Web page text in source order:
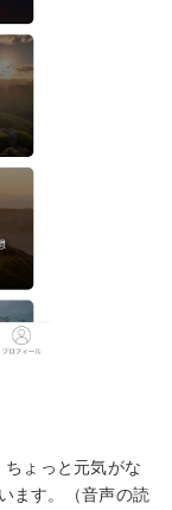
ょっと元気がな
ます。（音声の読